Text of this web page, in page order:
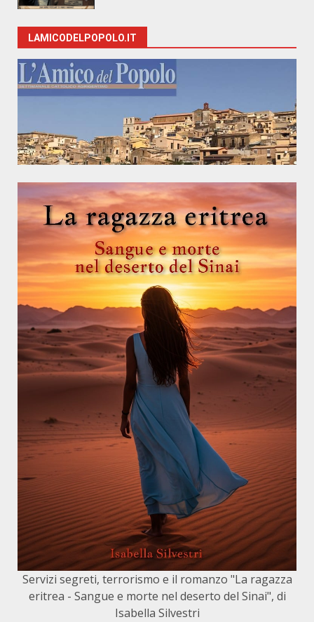
LAMICODELPOPOLO.IT
Servizi segreti, terrorismo e il romanzo "La ragazza
eritrea - Sangue e morte nel deserto del Sinai", di
Isabella Silvestri